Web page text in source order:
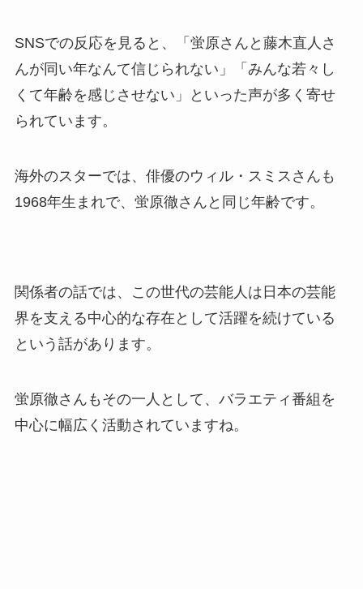
SNSでの反応を見ると、「蛍原さんと藤木直人さ
んが同い年なんて信じられない」「みんな若々し
くて年齢を感じさせない」といった声が多く寄せ
られています。
海外のスターでは、俳優のウィル・スミスさんも
1968年生まれで、蛍原徹さんと同じ年齢です。
関係者の話では、この世代の芸能人は日本の芸能
界を支える中心的な存在として活躍を続けている
という話があります。
蛍原徹さんもその一人として、バラエティ番組を
中心に幅広く活動されていますね。